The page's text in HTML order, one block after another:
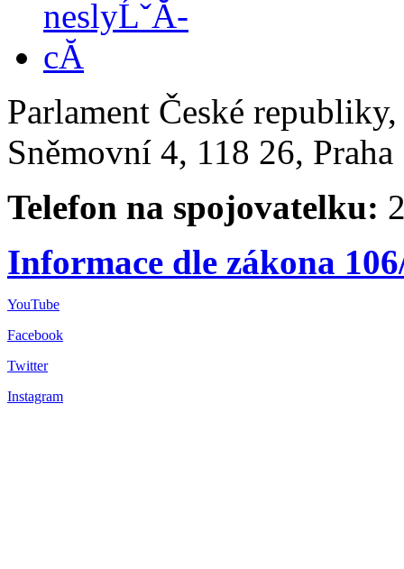
Parlament České
Sněmovní 4, 118 26,
Telefon na spojovatelku:
Informace dle zákona
YouTube
Facebook
Twitter
Instagram